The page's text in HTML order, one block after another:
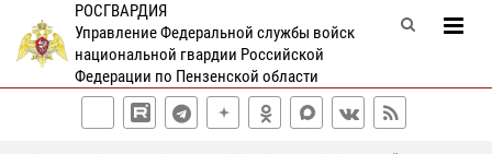
РОСГВАРДИЯ
Управление Федеральной службы войск
национальной гвардии Российской
Федерации по Пензенской области